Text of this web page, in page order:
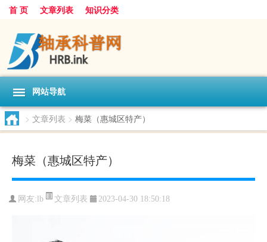
首 页 文章列表 知识分类
网站导航
> 文章列表 > 梅菜（惠城区特产）
梅菜（惠城区特产）
网友: lb 文章列表 2023-04-30 18:50:18